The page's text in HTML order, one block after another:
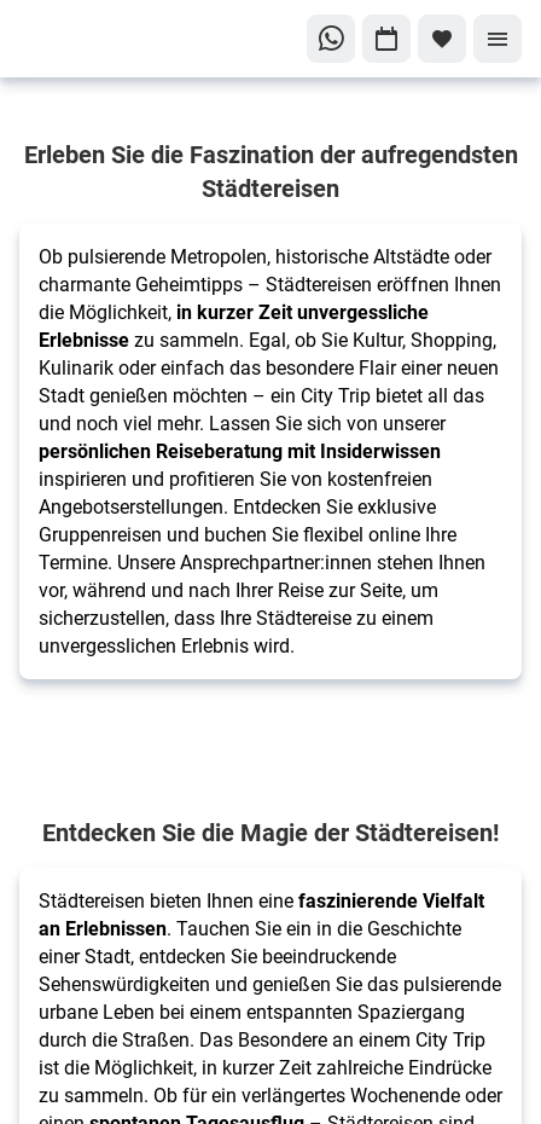
Ihr
wartet
Erleben Sie die Faszination der aufregendsten
Städtereisen
Ob pulsierende Metropolen, historische Altstädte oder
charmante Geheimtipps – Städtereisen eröffnen Ihnen
die Möglichkeit, in kurzer Zeit unvergessliche
Erlebnissezu sammeln. Egal, ob Sie Kultur, Shopping,
Kulinarik oder einfach das besondere Flair einer neuen
Stadt genießen möchten – ein City Trip bietet all das
und noch viel mehr. Lassen Sie sich von unserer
persönlichen Reiseberatung mit Insiderwissen
inspirieren und profitieren Sie von kostenfreien
Angebotserstellungen. Entdecken Sie exklusive
Gruppenreisen und buchen Sie flexibel online Ihre
Termine. Unsere Ansprechpartner:innen stehen Ihnen
vor, während und nach Ihrer Reise zur Seite, um
sicherzustellen, dass Ihre Städtereise zu einem
unvergesslichen Erlebnis wird.
Entdecken Sie die Magie der Städtereisen!
Städtereisen bieten Ihnen einefaszinierende Vielfalt
an Erlebnissen. Tauchen Sie ein in die Geschichte
einer Stadt, entdecken Sie beeindruckende
Sehenswürdigkeiten und genießen Sie das pulsierende
urbane Leben bei einem entspannten Spaziergang
durch die Straßen. Das Besondere an einem City Trip
ist die Möglichkeit, in kurzer Zeit zahlreiche Eindrücke
zu sammeln. Ob für ein verlängertes Wochenende oder